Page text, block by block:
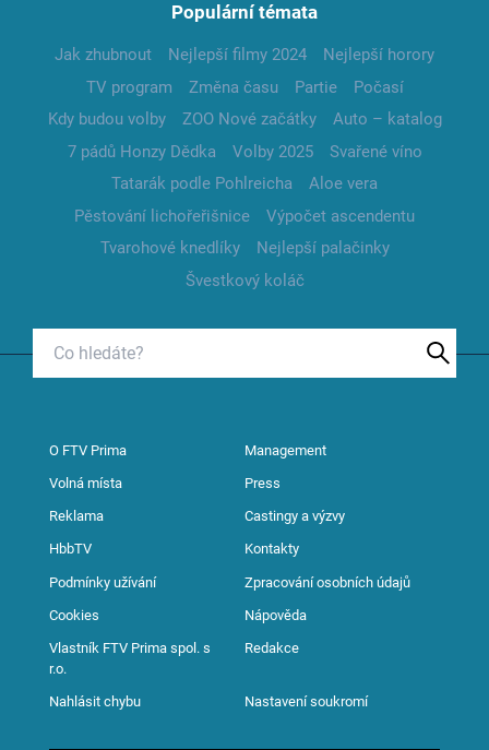
Populární témata
Jak zhubnout Nejlepší filmy 2024
Nejlepší horory
TV program
Změna času Partie
Počasí
Kdy budou volby
ZOO Nové začátky
Auto – katalog
7 pádů Honzy Dědka
Volby 2025
Svařené víno
Tatarák podle Pohlreicha
Aloe vera
Pěstování lichořeřišnice
Výpočet ascendentu
Tvarohové knedlíky
Nejlepší palačinky
Švestkový koláč
O FTV Prima Management
Volná místa Press
Reklama Castingy a výzvy
HbbTV Kontakty
Podmínky užívání Zpracování osobních údajů
Cookies Nápověda
Vlastník FTV Prima spol. s
r.o.
Redakce
Nahlásit chybu Nastavení soukromí